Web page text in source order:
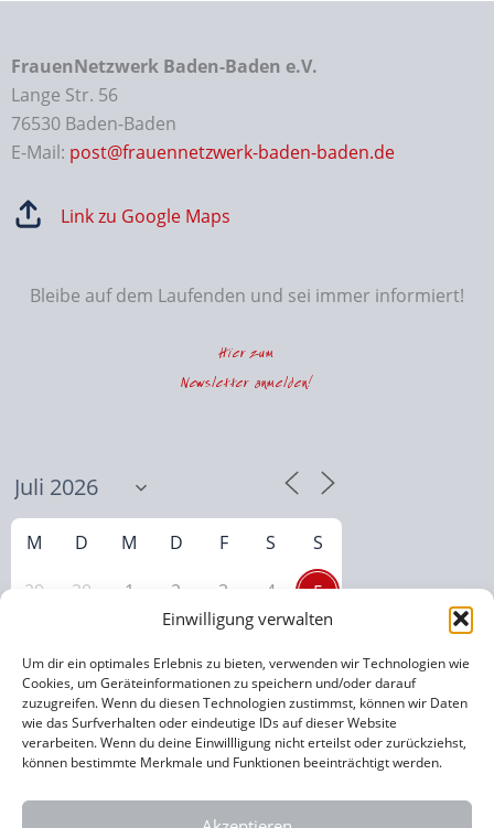
Einwilligung verwalten
Um dir ein optimales Erlebnis zu bieten, verwenden wir Technologien wie
Cookies, um Geräteinformationen zu speichern und/oder darauf
zuzugreifen. Wenn du diesen Technologien zustimmst, können wir Daten
wie das Surfverhalten oder eindeutige IDs auf dieser Website
verarbeiten. Wenn du deine Einwillligung nicht erteilst oder zurückziehst,
können bestimmte Merkmale und Funktionen beeinträchtigt werden.
FrauenNetzwerk Baden-Baden e.V.
Lange Str. 56
76530 Baden-Baden
E-Mail: post@frauennetzwerk-baden-baden.de
Link zu Google Maps
Bleibe auf dem Laufenden und sei immer informiert!
Hier zum
Newsletter anmelden!
M D M D F S
S
29
30 1 2 3 4
5
10
13
14 15 16 17 18
19
20
21 22 23 24 25
26